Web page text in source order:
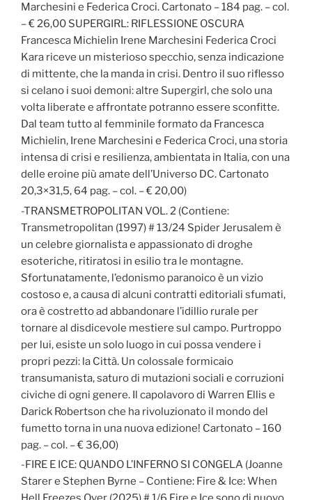
Marchesini e Federica Croci. Cartonato – 184 pag. – col.
– € 26,00 SUPERGIRL: RIFLESSIONE OSCURA
Francesca Michielin Irene Marchesini Federica Croci
Kara riceve un misterioso specchio, senza indicazione
di mittente, che la manda in crisi. Dentro il suo riflesso
si celano i suoi demoni: altre Supergirl, che solo una
volta liberate e affrontate potranno essere sconfitte.
Dal team tutto al femminile formato da Francesca
Michielin, Irene Marchesini e Federica Croci, una storia
intensa di crisi e resilienza, ambientata in Italia, con una
delle eroine più amate dell’Universo DC. Cartonato
20,3×31,5, 64 pag. – col. – € 20,00)
-TRANSMETROPOLITAN VOL. 2 (Contiene:
Transmetropolitan (1997) # 13/24 Spider Jerusalem è
un celebre giornalista e appassionato di droghe
esoteriche, ritiratosi in esilio tra le montagne.
Sfortunatamente, l’edonismo paranoico è un vizio
costoso e, a causa di alcuni contratti editoriali sfumati,
ora è costretto ad abbandonare l’idillio rurale per
tornare al disdicevole mestiere sul campo. Purtroppo
per lui, esiste un solo luogo in cui possa vendere i
propri pezzi: la Città. Un colossale formicaio
transumanista, saturo di mutazioni sociali e corruzioni
civiche di ogni genere. Il capolavoro di Warren Ellis e
Darick Robertson che ha rivoluzionato il mondo del
fumetto torna in una nuova edizione! Cartonato – 160
pag. – col. – € 36,00)
-FIRE E ICE: QUANDO L’INFERNO SI CONGELA (Joanne
Starer e Stephen Byrne – Contiene: Fire & Ice: When